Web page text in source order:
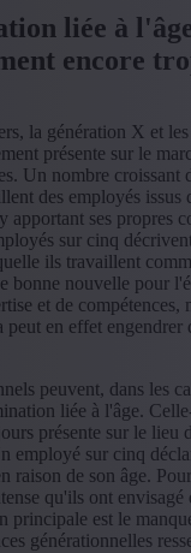
liée à
encore
la génération X et
présente sur le
Un nombre croissant
des employés issus
apportant ses propres
sur cinq
ils travaillent
bonne nouvelle pour
et de compétences,
peut en effet engendrer
peuvent, dans les
liée à l'âge.
présente sur le lieu
employé sur cinq
raison de son âge.
qu'ils ont envisagé
principale est le
générationnelles